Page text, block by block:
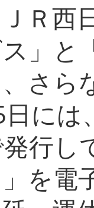
Ｒ西
ス」
さら
に
行し
を電